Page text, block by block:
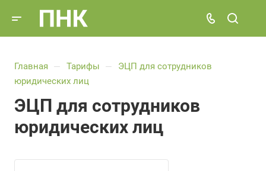
Главная — Тарифы —
ЭЦП для сотрудников
юридических лиц
ЭЦП для сотрудников
юридических лиц